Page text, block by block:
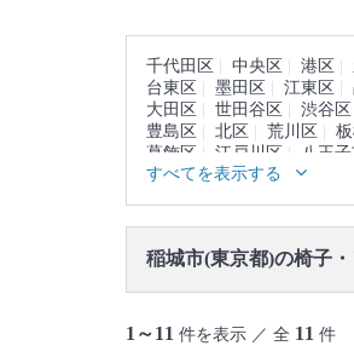
千代田区 中央区 港区
台東区
墨田区 江東区
大田区
世田谷区 渋谷区
豊島区
北区 荒川区
葛飾区
江戸川区 八王
三鷹市
青梅市 府中市
羽村市
あきる野市 西
すべてを表示する
稲城市(東京都)の椅子
1～11 件を表示 ／ 全 11 件